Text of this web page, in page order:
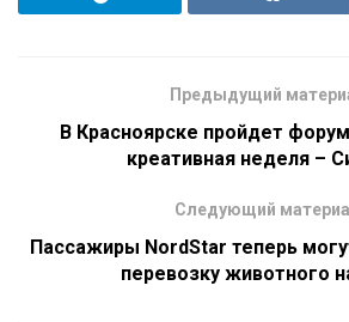
Предыдущий
В Красноярске пройдет
креативная неделя –
Следующий
Пассажиры NordStar теперь
перевозку животного